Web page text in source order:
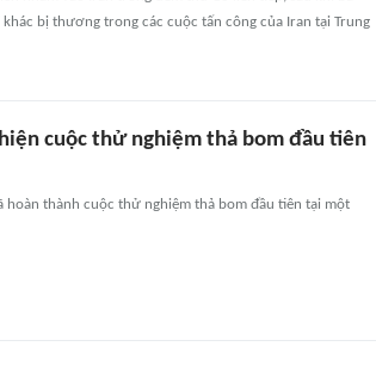
bị thương trong các cuộc tấn công của Iran tại Trung
cuộc thử nghiệm thả bom đầu tiên
hoàn thành cuộc thử nghiệm thả bom đầu tiên tại một